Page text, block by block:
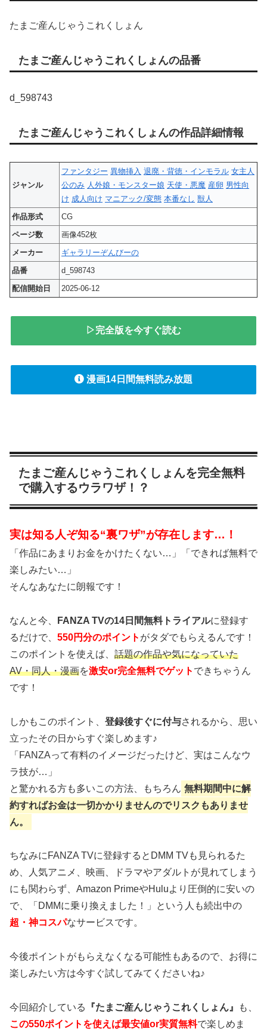
たまご産んじゃうこれくしょん
たまご産んじゃうこれくしょんの品番
d_598743
たまご産んじゃうこれくしょんの作品詳細情報
ジャンル
ファンタジー 異物挿入 退廃・背徳・インモラル 女主人
公のみ 人外娘・モンスター娘 天使・悪魔 産卵 男性向
け 成人向け マニアック/変態 本番なし 獣人
作品形式
CG
ページ数
画像452枚
メーカー
ギャラリーぞんびーの
品番
d_598743
配信開始日
2025-06-12
▷完全版を今すぐ読む
漫画14日間無料読み放題
たまご産んじゃうこれくしょんを完全無料
で購入するウラワザ！？
実は知る人ぞ知る“裏ワザ”が存在します…！
「作品にあまりお金をかけたくない…」「できれば無料で
楽しみたい…」
そんなあなたに朗報です！
なんと今、 FANZA TVの14日間無料トライアルに登録す
るだけで、 550円分のポイント がタダでもらえるんです！
このポイントを使えば、 話題の作品や気になっていた
AV・同人・漫画を激安or完全無料でゲット できちゃうん
です！
しかもこのポイント、 登録後すぐに付与されるから、思い
立ったその日からすぐ楽しめます♪
「FANZAって有料のイメージだったけど、実はこんなウ
ラ技が…」
と驚かれる方も多いこの方法、もちろん 無料期間中に解
約すればお金は一切かかりませんのでリスクもありませ
ん。
ちなみにFANZA TVに登録するとDMM TVも見られるた
め、人気アニメ、映画、ドラマやアダルトが見れてしまう
にも関わらず、Amazon PrimeやHuluより圧倒的に安いの
で、「DMMに乗り換えました！」という人も続出中の
超・神コスパなサービスです。
今後ポイントがもらえなくなる可能性もあるので、お得に
楽しみたい方は今すぐ試してみてくださいね♪
今回紹介している 『たまご産んじゃうこれくしょん』
も、
この550ポイントを使えば最安値or実質無料で楽しめま